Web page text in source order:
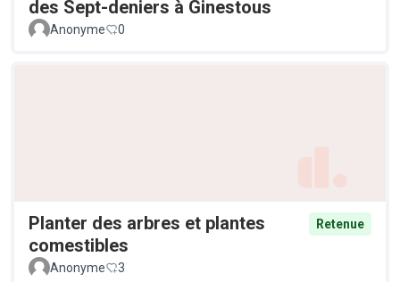
des Sept-deniers à Ginestous
Anonyme 0
Planter des arbres et plantes
comestibles
Retenue
Anonyme 3